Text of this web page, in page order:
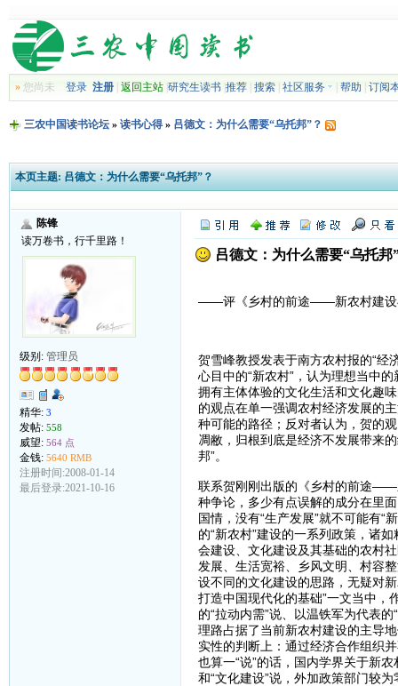
»您尚未 登录 注册| 返回主站| 研究生读书| 推荐| 搜索| 社区服务 帮助 订阅
三农中国读书论坛» 读书心得» 吕德文：为什么需要“乌托邦”？
本页主题: 吕德文：为什么需要“乌托邦”？
陈锋
读万卷书，行千里路！
级别: 管理员
精华: 3
发帖: 558
威望: 564 点
金钱: 5640 RMB
注册时间:2008-01-14
最后登录:2021-10-16
吕德文：为什么需要“乌托邦
——评《乡村的前途——新农村建设
贺雪峰教授发表于南方农村报的“经
心目中的“新农村”，认为理想当中
拥有主体体验的文化生活和文化趣
的观点在单一强调农村经济发展的
种可能的路径；反对者认为，贺的
凋敝，归根到底是经济不发展带来
邦”。
联系贺刚刚出版的《乡村的前途——
种争论，多少有点误解的成分在里
国情，没有“生产发展”就不可能有“
的“新农村”建设的一系列政策，诸
会建设、文化建设及其基础的农村
发展、生活宽裕、乡风文明、村容
设不同的文化建设的思路，无疑对
打造中国现代化的基础”一文当中，
的“拉动内需”说、以温铁军为代表
理路占据了当前新农村建设的主导
实性的判断上：通过经济合作组织
也算一“说”的话，国内学界关于新
和“文化建设”说，外加政策部门较